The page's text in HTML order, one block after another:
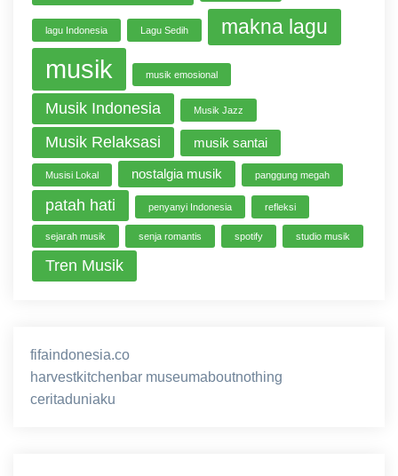
lagu Indonesia Lagu Sedih makna lagu
musik musik emosional
Musik Indonesia Musik Jazz
Musik Relaksasi musik santai
Musisi Lokal nostalgia musik panggung megah
patah hati penyanyi Indonesia refleksi
sejarah musik senja romantis spotify studio musik
Tren Musik
fifaindonesia.co
harvestkitchenbar museumaboutnothing
ceritaduniaku